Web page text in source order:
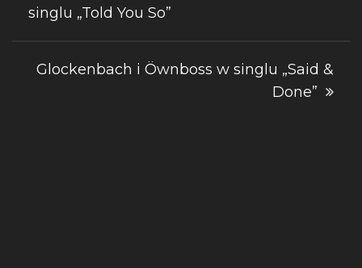
wpisu
singlu „Told You So”
Glockenbach i Öwnboss w singlu „Said &
Done”